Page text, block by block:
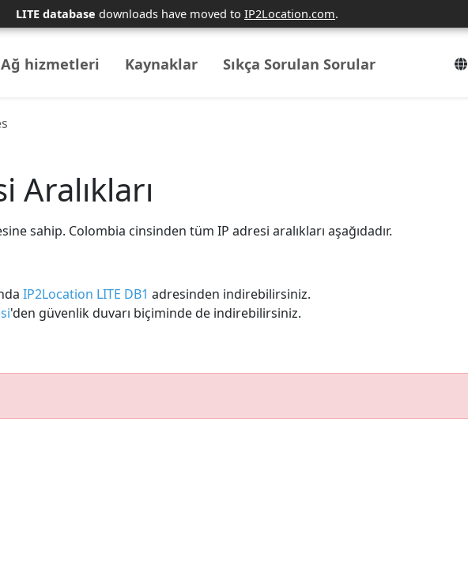
LITE database downloads have moved to IP2Location.com.
Ağ hizmetleri Kaynaklar Sıkça Sorulan Sorular
Aralıkları
sahip. Colombia cinsinden tüm IP adresi aralıkları aşağıdadır.
IP2Location LITE DB1 adresinden indirebilirsiniz.
'den güvenlik duvarı biçiminde de indirebilirsiniz.